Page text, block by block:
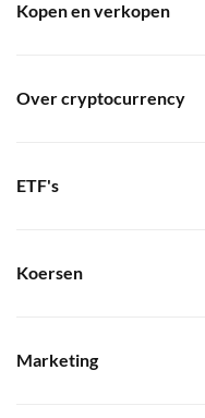
Kopen en verkopen
Over cryptocurrency
ETF's
Koersen
Marketing